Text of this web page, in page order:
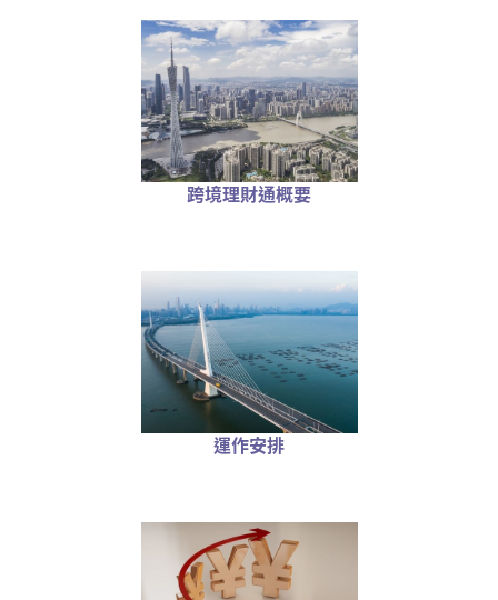
跨境理財通概要
運作安排